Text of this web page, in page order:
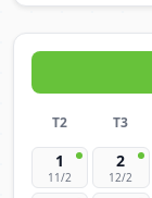
T2 T3
1
11/2
2
12/2